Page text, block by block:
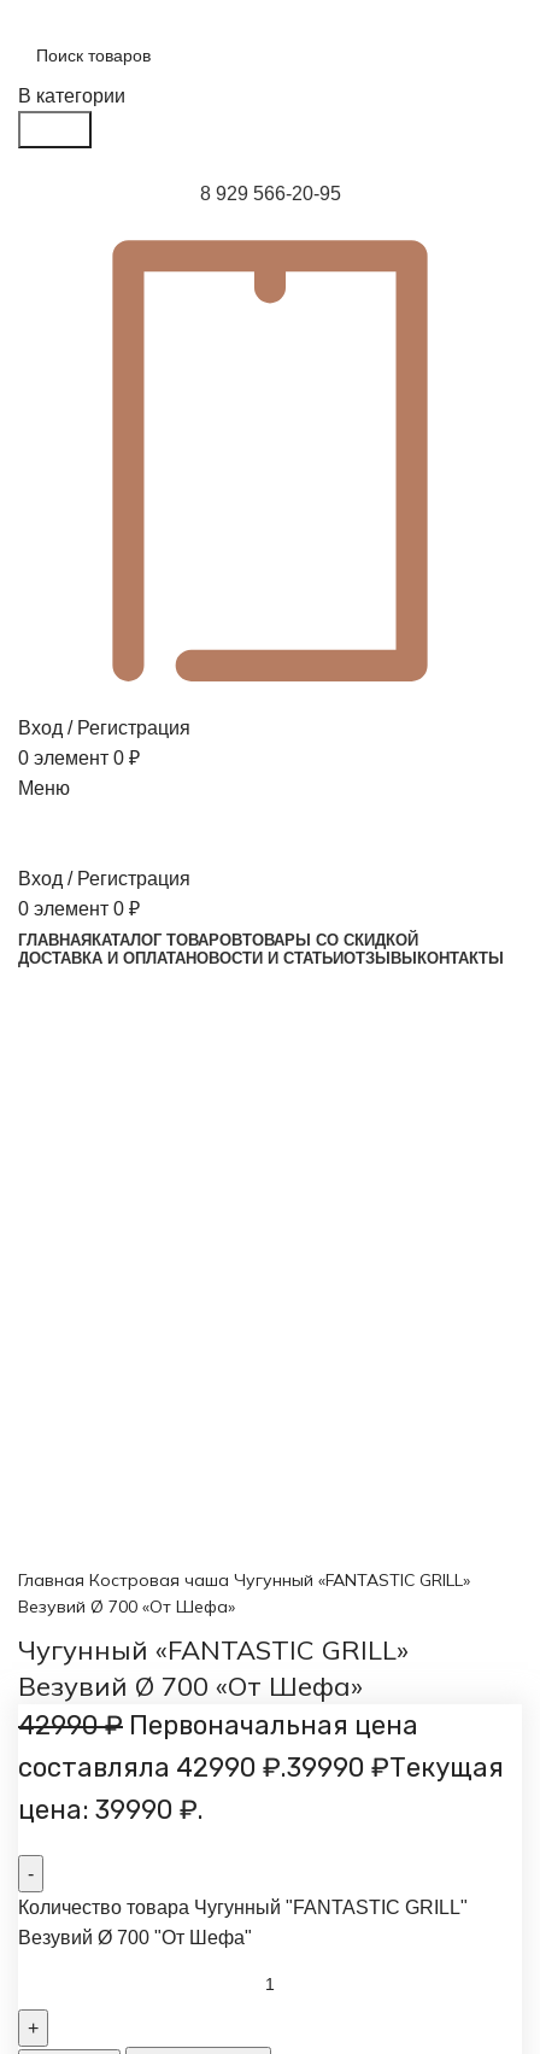
В категории
8 929 566-20-95
Вход / Регистрация
0 элемент 0 ₽
Меню
Вход / Регистрация
0 элемент 0 ₽
ГЛАВНАЯ КАТАЛОГ ТОВАРОВТОВАРЫ СО СКИДКОЙ
ДОСТАВКА И ОПЛАТАНОВОСТИ И СТАТЬИОТЗЫВЫ КОНТАКТЫ
Главная Костровая чаша Чугунный «FANTASTIC GRILL»
Везувий Ø 700 «От Шефа»
Чугунный «FANTASTIC GRILL»
Везувий Ø 700 «От Шефа»
42990₽ Первоначальная цена
составляла 42990 ₽.39990 ₽Текущая
цена: 39990 ₽.
Количество товара Чугунный "FANTASTIC GRILL"
Везувий Ø 700 "От Шефа"